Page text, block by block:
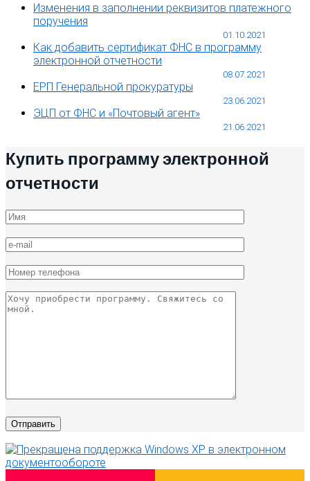
Изменения в заполнении реквизитов платежного
поручения
01.10.2021
Как добавить сертификат ФНС в программу
электронной отчетности
08.07.2021
ЕРП Генеральной прокуратуры
23.06.2021
ЭЦП от ФНС и «Почтовый агент»
21.06.2021
Купить программу электронной
отчетности